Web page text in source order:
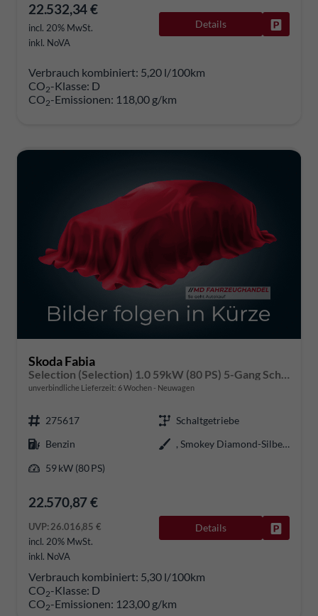
22.532,34 €
incl. 20% MwSt.
inkl. NoVA
Details
Verbrauch kombiniert: 5,20 l/100km
CO2-Klasse: D
CO2-Emissionen: 118,00 g/km
Skoda Fabia
Selection (Selection) 1.0 59kW (80 PS) 5-Gang Schaltgetriebe
unverbindliche Lieferzeit: 6 Wochen Neuwagen
275617
Schaltgetriebe
Benzin
, Smokey Diamond-Silber Metallic (B3)
59 kW (80 PS)
22.570,87 €
UVP:26.016,85 €
incl. 20% MwSt.
inkl. NoVA
Details
Verbrauch kombiniert: 5,30 l/100km
CO2-Klasse: D
CO2-Emissionen: 123,00 g/km